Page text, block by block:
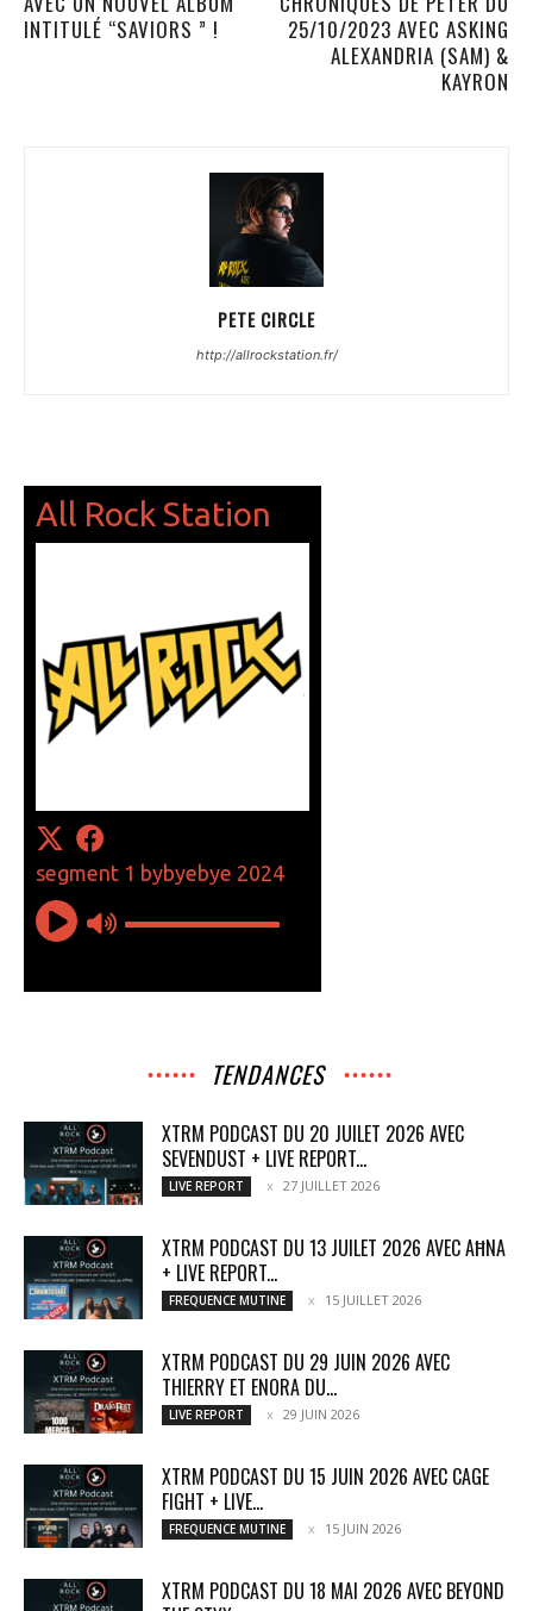
INTITULÉ “SAVIORS ” !
25/10/2023 AVEC ASKING
ALEXANDRIA (SAM) &
KAYRON
PETE CIRCLE
http://allrockstation.fr/
TENDANCES
XTRM PODCAST DU 20 JUILET 2026 AVEC
SEVENDUST + LIVE REPORT...
LIVE REPORT 27 JUILLET 2026
XTRM PODCAST DU 13 JUILET 2026 AVEC AĦNA
+ LIVE REPORT...
FREQUENCE MUTINE 15 JUILLET 2026
XTRM PODCAST DU 29 JUIN 2026 AVEC
THIERRY ET ENORA DU...
LIVE REPORT 29 JUIN 2026
XTRM PODCAST DU 15 JUIN 2026 AVEC CAGE
FIGHT + LIVE...
FREQUENCE MUTINE 15 JUIN 2026
XTRM PODCAST DU 18 MAI 2026 AVEC BEYOND